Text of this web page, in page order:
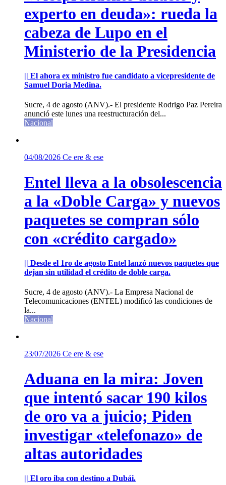
experto en deuda»: rueda la
cabeza de Lupo en el
Ministerio de la Presidencia
|| El ahora ex ministro fue candidato a vicepresidente de
Samuel Doria Medina.
Sucre, 4 de agosto (ANV).- El presidente Rodrigo Paz Pereira
anunció este lunes una reestructuración del...
Nacional
04/08/2026 Ce ere & ese
Entel lleva a la obsolescencia
a la «Doble Carga» y nuevos
paquetes se compran sólo
con «crédito cargado»
|| Desde el 1ro de agosto Entel lanzó nuevos paquetes que
dejan sin utilidad el crédito de doble carga.
Sucre, 4 de agosto (ANV).- La Empresa Nacional de
Telecomunicaciones (ENTEL) modificó las condiciones de
la...
Nacional
23/07/2026 Ce ere & ese
Aduana en la mira: Joven
que intentó sacar 190 kilos
de oro va a juicio; Piden
investigar «telefonazo» de
altas autoridades
|| El oro iba con destino a Dubái.